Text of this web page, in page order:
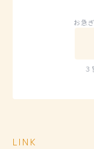
お急
LINK